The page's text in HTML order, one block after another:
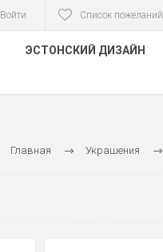
Войти Список пожеланий
ЭСТОНСКИЙ ДИЗАЙН
Главная Украшения